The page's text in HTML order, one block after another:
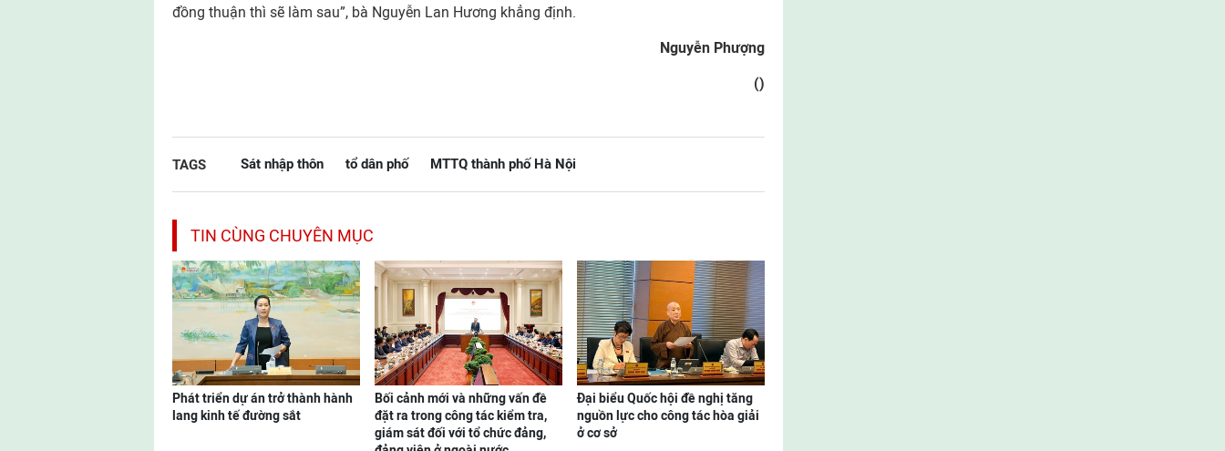
đồng thuận thì sẽ làm sau”, bà Nguyễn Lan Hương khẳng định.
Nguyễn Phượng
()
TAGS Sát nhập thôn tổ dân phố MTTQ thành phố Hà Nội
TIN CÙNG CHUYÊN MỤC
Phát triển dự án trở thành hành
lang kinh tế đường sắt
Bối cảnh mới và những vấn đề
đặt ra trong công tác kiểm tra,
giám sát đối với tổ chức đảng,
Đại biểu Quốc hội đề nghị tăng
nguồn lực cho công tác hòa giải
ở cơ sở